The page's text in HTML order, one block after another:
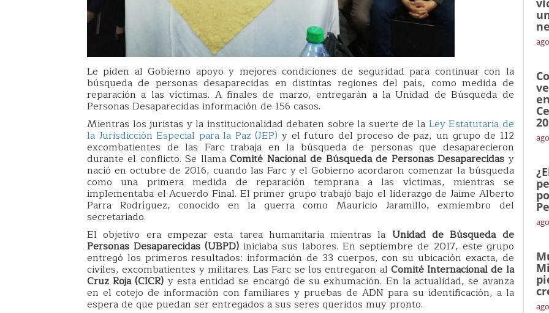
Le piden al Gobierno apoyo y mejores condiciones de seguridad para continuar con la
búsqueda de personas desaparecidas en distintas regiones del país, como medida de
reparación a las víctimas. A finales de marzo, entregarán a la Unidad de Búsqueda de
Personas Desaparecidas información de 156 casos.
Mientras los juristas y la institucionalidad debaten sobre la suerte de la Ley Estatutaria de
la Jurisdicción Especial para la Paz (JEP) y el futuro del proceso de paz, un grupo de 112
excombatientes de las Farc trabaja en la búsqueda de personas que desaparecieron
durante el conflicto. Se llamaComité Nacional de Búsqueda de Personas Desaparecidas y
nació en octubre de 2016, cuando las Farc y el Gobierno acordaron comenzar la búsqueda
como una primera medida de reparación temprana a las víctimas, mientras se
implementaba el Acuerdo Final. El primer grupo trabajó bajo el liderazgo de Jaime Alberto
Parra Rodríguez, conocido en la guerra como Mauricio Jaramillo, exmiembro del
secretariado.
El objetivo era empezar esta tarea humanitaria mientras la Unidad de Búsqueda de
Personas Desaparecidas (UBPD)iniciaba sus labores. En septiembre de 2017, este grupo
entregó los primeros resultados: información de 33 cuerpos, con su ubicación exacta, de
civiles, excombatientes y militares. Las Farc se los entregaron al Comité Internacional de la
Cruz Roja (CICR) y esta entidad se encargó de su exhumación. En la actualidad, se avanza
en el cotejo de información con familiares y pruebas de ADN para su identificación, a la
espera de que puedan ser entregados a sus seres queridos muy pronto.